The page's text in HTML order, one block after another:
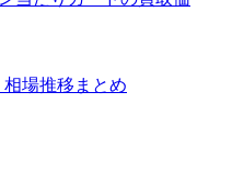
場推移まとめ